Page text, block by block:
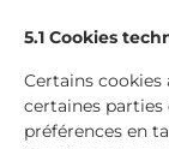
5.1 Cookies
Certains
certaines
préférences en